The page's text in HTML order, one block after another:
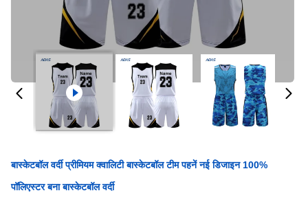
बास्केटबॉल वर्दी प्रीमियम क्वालिटी बास्केटबॉल टीम पहनें नई डिजाइन 100%
पॉलिएस्टर बना बास्केटबॉल वर्दी